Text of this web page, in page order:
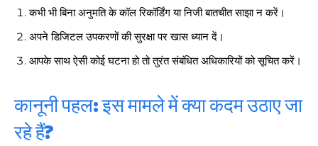
कभी भी बिना अनुमति के कॉल रिकॉर्डिंग या निजी बातचीत साझा न करें।
अपने डिजिटल उपकरणों की सुरक्षा पर खास ध्यान दें।
आपके साथ ऐसी कोई घटना हो तो तुरंत संबंधित अधिकारियों को सूचित करें।
कानूनी पहल: इस मामले में क्या कदम उठाए जा
रहे हैं?